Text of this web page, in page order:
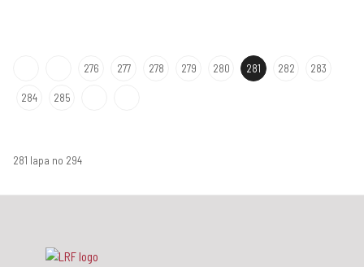
276 277 278 279 280 281 282 283
284 285
281 lapa no 294